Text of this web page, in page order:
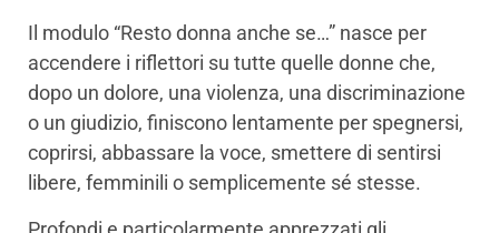
Il modulo “Resto donna anche se…” nasce per
accendere i riflettori su tutte quelle donne che,
dopo un dolore, una violenza, una discriminazione
o un giudizio, finiscono lentamente per spegnersi,
coprirsi, abbassare la voce, smettere di sentirsi
libere, femminili o semplicemente sé stesse.